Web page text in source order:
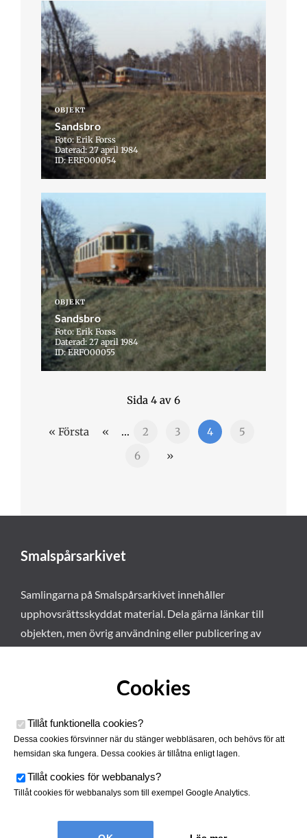
OBJEKT
Sandsbro
Foto: Erik Forss
Daterad: 27 april 1984
ID: ERFO00054
OBJEKT
Sandsbro
Foto: Erik Forss
Daterad: 27 april 1984
ID: ERFO00055
Sida 4 av 6
« Första « ... 2 3 4
5
6
»
Smalspårsarkivet
Samlingarna på Smalspårsarkivet innehåller
upphovsrättsskyddat material. Dela gärna länkar till
objekten, men övrig användning eller publicering av
Smalspårsarkivet drivs av Tjustbygdens Järnvägsförening
Cookies
Tillåt funktionella cookies?
Dessa cookies försvinner när du stänger webbläsaren, och behövs för att
hemsidan ska fungera. Dessa cookies är tillåtna enligt lagen.
Tillåt cookies för webbanalys?
Tillåt cookies för webbanalys som till exempel Google Analytics.